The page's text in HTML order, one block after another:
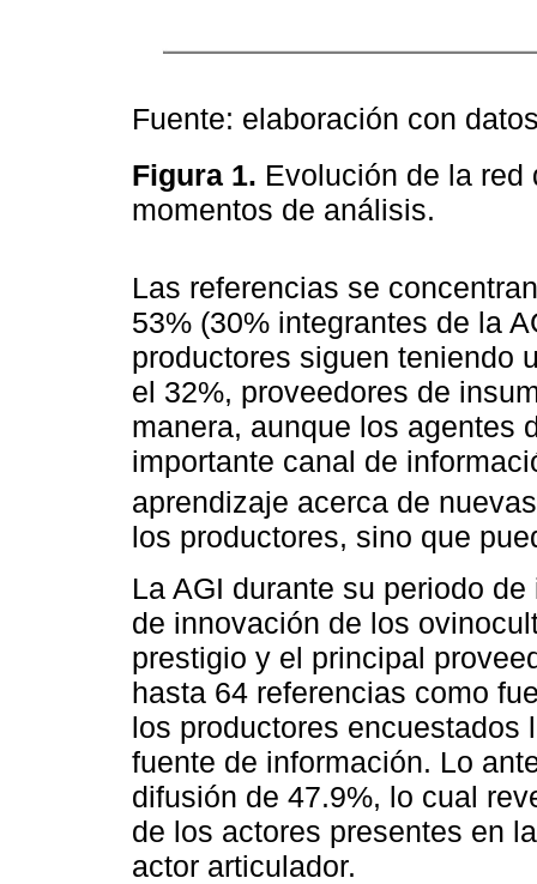
Fuente: elaboración con
Figura 1. Evolución de la
momentos de análisis.
Las referencias se
53% (30% integrantes de la
productores siguen teniendo
el 32%, proveedores de
manera, aunque los agentes
importante canal de
aprendizaje acerca de
los productores, sino que
La AGI durante su periodo
de innovación de los
prestigio y el principal
hasta 64 referencias como
los productores
fuente de información. Lo
difusión de 47.9%, lo cual
de los actores presentes en
actor articulador.